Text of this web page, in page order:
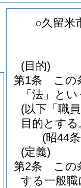
○久留米
(目的)
第1条
この
「法」と
(以下「職
目的とする
(昭44
(定義)
第2条
この
する一般